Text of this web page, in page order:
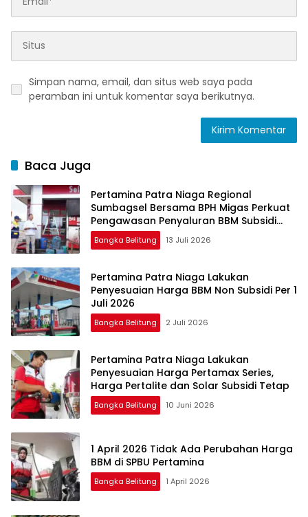
Simpan nama, email, dan situs web saya pada
peramban ini untuk komentar saya berikutnya.
Baca Juga
Pertamina Patra Niaga Regional
Sumbagsel Bersama BPH Migas Perkuat
Pengawasan Penyaluran BBM Subsidi
bagi Nelayan melalui Aplikasi XSTAR
Bangka Belitung 13 Juli 2026
Pertamina Patra Niaga Lakukan
Penyesuaian Harga BBM Non Subsidi Per 1
Juli 2026
Bangka Belitung 2 Juli 2026
Pertamina Patra Niaga Lakukan
Penyesuaian Harga Pertamax Series,
Harga Pertalite dan Solar Subsidi Tetap
Bangka Belitung 10 Juni 2026
1 April 2026 Tidak Ada Perubahan Harga
BBM di SPBU Pertamina
Bangka Belitung 1 April 2026